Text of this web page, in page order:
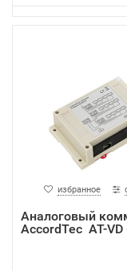
избранное
Аналоговый
AccordTec AT-VD